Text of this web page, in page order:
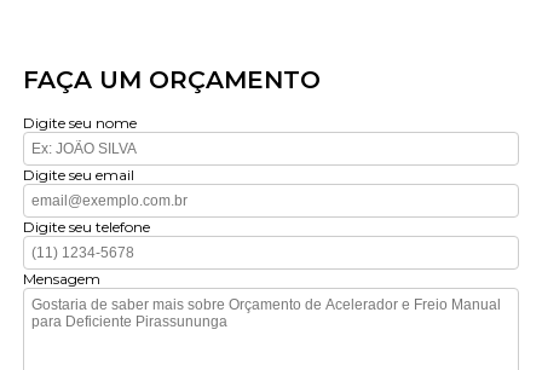
FAÇA UM ORÇAMENTO
Digite seu nome
Digite seu email
Digite seu telefone
Mensagem